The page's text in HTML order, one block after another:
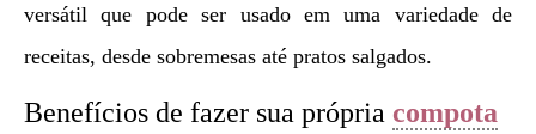
versátil que pode ser usado em uma variedade de
receitas, desde sobremesas até pratos salgados.
Benefícios de fazer sua própria compota